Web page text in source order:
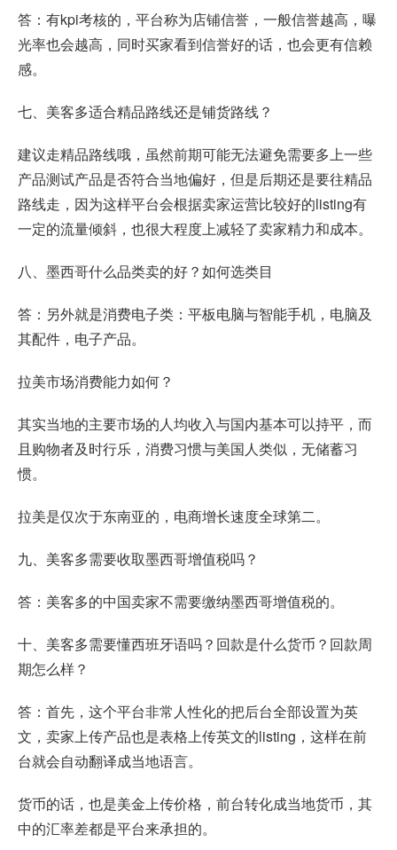
答：有kpi考核的，平台称为店铺信誉，一般信誉越高，曝
光率也会越高，同时买家看到信誉好的话，也会更有信赖
感。
七、美客多适合精品路线还是铺货路线？
建议走精品路线哦，虽然前期可能无法避免需要多上一些
产品测试产品是否符合当地偏好，但是后期还是要往精品
路线走，因为这样平台会根据卖家运营比较好的listing有
一定的流量倾斜，也很大程度上减轻了卖家精力和成本。
八、墨西哥什么品类卖的好？如何选类目
答：另外就是消费电子类：平板电脑与智能手机，电脑及
其配件，电子产品。
拉美市场消费能力如何？
其实当地的主要市场的人均收入与国内基本可以持平，而
且购物者及时行乐，消费习惯与美国人类似，无储蓄习
惯。
拉美是仅次于东南亚的，电商增长速度全球第二。
九、美客多需要收取墨西哥增值税吗？
答：美客多的中国卖家不需要缴纳墨西哥增值税的。
十、美客多需要懂西班牙语吗？回款是什么货币？回款周
期怎么样？
答：首先，这个平台非常人性化的把后台全部设置为英
文，卖家上传产品也是表格上传英文的listing，这样在前
台就会自动翻译成当地语言。
货币的话，也是美金上传价格，前台转化成当地货币，其
中的汇率差都是平台来承担的。